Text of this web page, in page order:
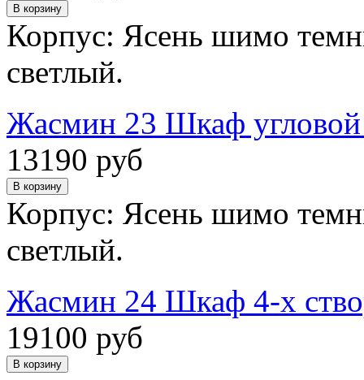
Корпус: Ясень шимо
светлый.
Жасмин 23 Шкаф угловой
13190 руб
Корпус: Ясень шимо
светлый.
Жасмин 24 Шкаф 4-х
19100 руб